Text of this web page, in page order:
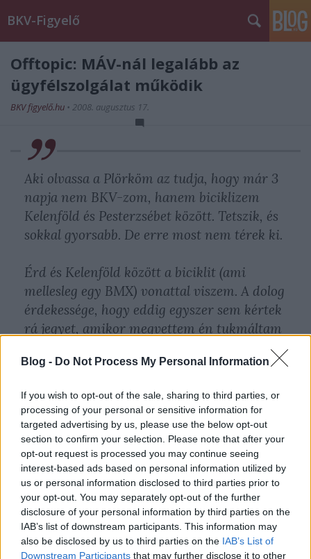
Blog - Do Not Process My Personal Information
If you wish to opt-out of the sale, sharing to third parties, or
processing of your personal or sensitive information for
targeted advertising by us, please use the below opt-out
section to confirm your selection. Please note that after your
opt-out request is processed you may continue seeing
interest-based ads based on personal information utilized by
us or personal information disclosed to third parties prior to
your opt-out. You may separately opt-out of the further
disclosure of your personal information by third parties on the
IAB’s list of downstream participants. This information may
also be disclosed by us to third parties on the IAB’s List of
Downstream Participants that may further disclose it to other
BKV-Figyelő
Offtopic: MÁV-nál legalább az
ügyfélszolgálat működik
BKV figyelő.hu • 2008. augusztus 17.
Aki olvassa a Plörköm az tudja, hogy már 3
napja nem BKV-zom, hanem biciklizem
Kelenföld és Pesterzsébet között. Tetszik, és
sokkal gyorsabb. De erre most nem térek ki.
Érd és Kelenföld között a biciklit (ami
mellesleg egy BMX) vonattal viszem. A dolog
érdekessége, hogy eddig egyszer sem kértek
rá jegyet, amikor megvettem én tukmáltam
rá a kalauzra, hogy érvényesítse. Felmerült
bennem a kérdés: Kell-e a BMX-nek jegy?
nem volt fontos, ezért nem telefonáltam,
írtam nekik.
Szombaton, 23:08-kor írtam a MÁV
ügyfélszolgálatának, melyben több kérdést is
feltettem. Nagy meglepetésemre, 23:50-kor
meg is érkezett a válasz, melyből minden
kérdésemre megkaptam a választ. Sosem
gondoltam volna, hogy van olyan